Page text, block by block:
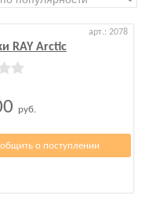
арт.: 2078
RAY Arctic
руб.
о поступлении